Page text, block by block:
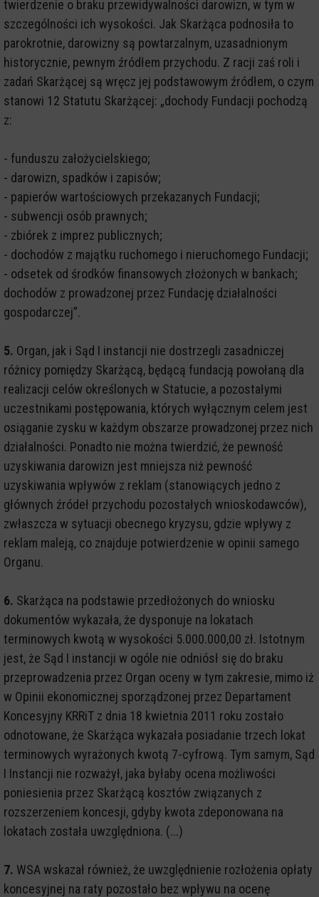
twierdzenie o braku przewidywalności darowizn, w tym w
szczególności ich wysokości. Jak Skarżąca podnosiła to
parokrotnie, darowizny są powtarzalnym, uzasadnionym
historycznie, pewnym źródłem przychodu. Z racji zaś roli i
zadań Skarżącej są wręcz jej podstawowym źródłem, o czym
stanowi 12 Statutu Skarżącej: „dochody Fundacji pochodzą
z:
- funduszu założycielskiego;
- darowizn, spadków i zapisów;
- papierów wartościowych przekazanych Fundacji;
- subwencji osób prawnych;
- zbiórek z imprez publicznych;
- dochodów z majątku ruchomego i nieruchomego Fundacji;
- odsetek od środków finansowych złożonych w bankach;
dochodów z prowadzonej przez Fundację działalności
gospodarczej”.
5. Organ, jak i Sąd I instancji nie dostrzegli zasadniczej
różnicy pomiędzy Skarżącą, będącą fundacją powołaną dla
realizacji celów określonych w Statucie, a pozostałymi
uczestnikami postępowania, których wyłącznym celem jest
osiąganie zysku w każdym obszarze prowadzonej przez nich
działalności. Ponadto nie można twierdzić, że pewność
uzyskiwania darowizn jest mniejsza niż pewność
uzyskiwania wpływów z reklam (stanowiących jedno z
głównych źródeł przychodu pozostałych wnioskodawców),
zwłaszcza w sytuacji obecnego kryzysu, gdzie wpływy z
reklam maleją, co znajduje potwierdzenie w opinii samego
Organu.
6. Skarżąca na podstawie przedłożonych do wniosku
dokumentów wykazała, że dysponuje na lokatach
terminowych kwotą w wysokości 5.000.000,00 zł. Istotnym
jest, że Sąd I instancji w ogóle nie odniósł się do braku
przeprowadzenia przez Organ oceny w tym zakresie, mimo iż
w Opinii ekonomicznej sporządzonej przez Departament
Koncesyjny KRRiT z dnia 18 kwietnia 2011 roku zostało
odnotowane, że Skarżąca wykazała posiadanie trzech lokat
terminowych wyrażonych kwotą 7-cyfrową. Tym samym, Sąd
I Instancji nie rozważył, jaka byłaby ocena możliwości
poniesienia przez Skarżącą kosztów związanych z
rozszerzeniem koncesji, gdyby kwota zdeponowana na
lokatach została uwzględniona. (...)
7. WSA wskazał również, że uwzględnienie rozłożenia opłaty
koncesyjnej na raty pozostało bez wpływu na ocenę